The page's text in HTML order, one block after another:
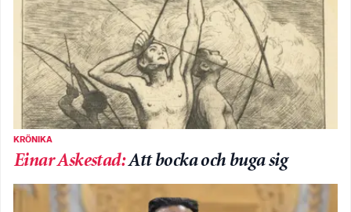
KRÖNIKA
Einar Askestad:Att bocka och buga sig